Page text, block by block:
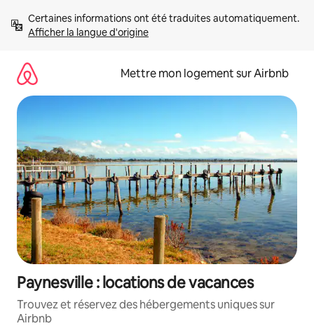
directement
Afficher la langue d'origine
Mettre mon logement sur Airbnb
Paynesville : locations de vacances
Trouvez et réservez des hébergements uniques sur
Airbnb